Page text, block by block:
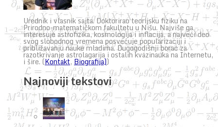
Urednik i vlasnik sajta. Doktorirao teorijsku fiziku na
Prirodno-matematičkom fakultetu u Nišu. Najviše ga
interesuje astrofizika, kosmologija i inflacija, a najveći deo
svog slobodnog vremena posvećuje popularizaciji i
približavanju nauke mladima. Dugogodišnji borac za
razotkrivanje astrolagarija i ostalih kvazinauka na Internetu,
i šire. (Kontakt, Biografija))
Najnoviji tekstovi